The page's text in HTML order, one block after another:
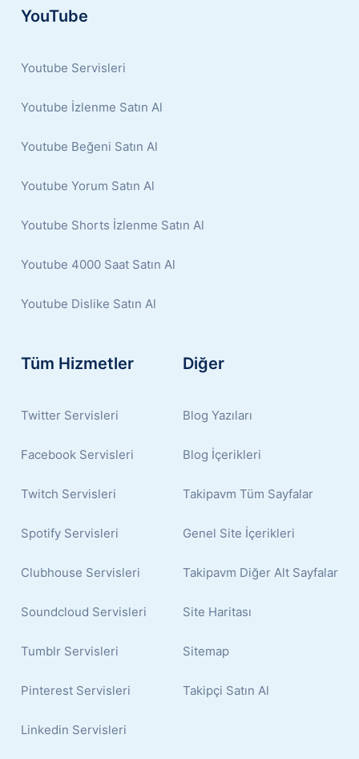
YouTube
Youtube Servisleri
Youtube İzlenme Satın Al
Youtube Beğeni Satın Al
Youtube Yorum Satın Al
Youtube Shorts İzlenme Satın Al
Youtube 4000 Saat Satın Al
Youtube Dislike Satın Al
Tüm Hizmetler
Twitter Servisleri
Facebook Servisleri
Twitch Servisleri
Spotify Servisleri
Clubhouse Servisleri
Soundcloud Servisleri
Tumblr Servisleri
Pinterest Servisleri
Linkedin Servisleri
Diğer
Blog Yazıları
Blog İçerikleri
Takipavm Tüm Sayfalar
Genel Site İçerikleri
Takipavm Diğer Alt Sayfalar
Site Haritası
Sitemap
Takipçi Satın Al